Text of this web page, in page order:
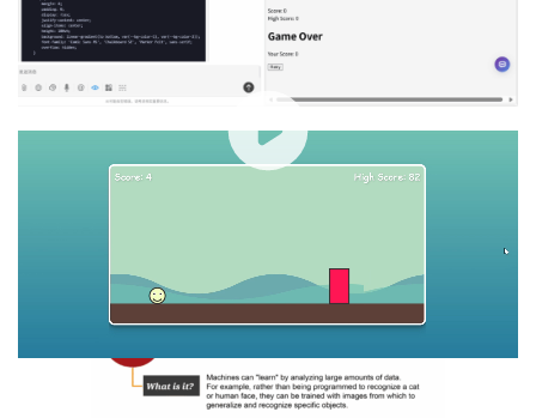
00:00 / 00:18
实测 4：多模态+翻译+信息提炼